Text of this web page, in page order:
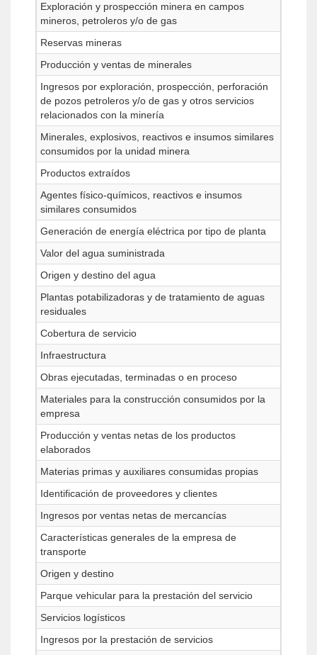
Exploración y prospección minera en campos
mineros, petroleros y/o de gas
Reservas mineras
Producción y ventas de minerales
Ingresos por exploración, prospección, perforación
de pozos petroleros y/o de gas y otros servicios
relacionados con la minería
Minerales, explosivos, reactivos e insumos similares
consumidos por la unidad minera
Productos extraídos
Agentes físico-químicos, reactivos e insumos
similares consumidos
Generación de energía eléctrica por tipo de planta
Valor del agua suministrada
Origen y destino del agua
Plantas potabilizadoras y de tratamiento de aguas
residuales
Cobertura de servicio
Infraestructura
Obras ejecutadas, terminadas o en proceso
Materiales para la construcción consumidos por la
empresa
Producción y ventas netas de los productos
elaborados
Materias primas y auxiliares consumidas propias
Identificación de proveedores y clientes
Ingresos por ventas netas de mercancías
Características generales de la empresa de
transporte
Origen y destino
Parque vehicular para la prestación del servicio
Servicios logísticos
Ingresos por la prestación de servicios